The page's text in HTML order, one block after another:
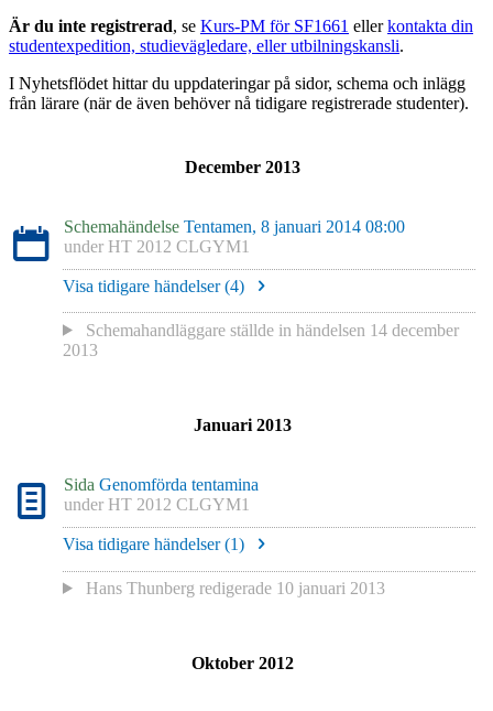
Är du inte registrerad, se Kurs-PM för SF1661 ellerkontakta din
studentexpedition, studievägledare, eller utbilningskansli.
I Nyhetsflödet hittar du uppdateringar på sidor, schema och inlägg
från lärare (när de även behöver nå tidigare registrerade studenter).
December 2013
Schemahändelse Tentamen, 8 januari 2014 08:00
under HT 2012 CLGYM1
Visa tidigare händelser (4)
Schemahandläggare ställde in händelsen 14 december
2013
Januari 2013
Sida Genomförda tentamina
under HT 2012 CLGYM1
Visa tidigare händelser (1)
Hans Thunberg redigerade 10 januari 2013
Oktober 2012